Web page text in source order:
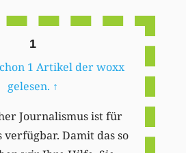
1
1 Artikel der woxx
gelesen. ↑
Journalismus ist für
verfügbar. Damit das so